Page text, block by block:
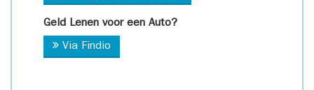
Geld Lenen voor een Auto?
Via Findio